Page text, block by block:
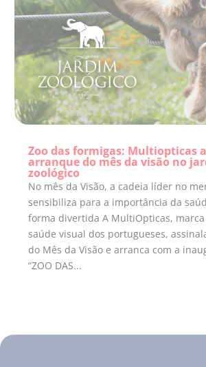
Zoo das formigas: Multiopticas
arranque do mês da visão no
zoológico
No mês da Visão, a cadeia líder no
sensibiliza para a importância da
forma divertida A MultiOpticas,
saúde visual dos portugueses,
do Mês da Visão e arranca com a
“ZOO DAS...